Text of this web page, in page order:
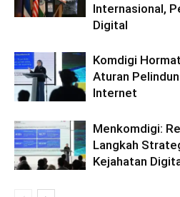
Internasional,
Digital
Komdigi
Aturan
Internet
Menkomdigi:
Langkah
Kejahatan